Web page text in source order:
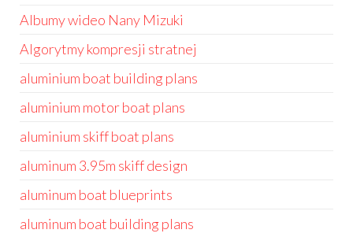
Albumy wideo Nany Mizuki
Algorytmy kompresji stratnej
aluminium boat building plans
aluminium motor boat plans
aluminium skiff boat plans
aluminum 3.95m skiff design
aluminum boat blueprints
aluminum boat building plans